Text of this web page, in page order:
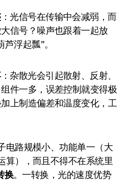
：光信号在传输中会减弱，而
信号？噪声也跟着一起放
浮起瓢”。
：杂散光会引起散射、反射、
件一多，误差控制就变得极
上制造偏差和温度变化，工
电路规模小、功能单一（大
算），而且不得不在系统里
换。一转换，光的速度优势